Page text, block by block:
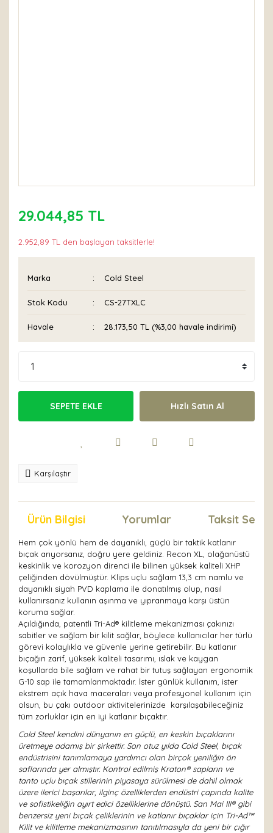
29.044,85 TL
2.952,89 TL den başlayan taksitlerle!
Marka Cold Steel
Stok Kodu CS-27TXLC
Havale 28.173,50 TL (%3,00 havale indirimi)
SEPETE EKLE Hızlı Satın Al
Karşılaştır
Ürün Bilgisi Yorumlar Taksit
Hem çok yönlü hem de dayanıklı, güçlü bir taktik katlanır
bıçak arıyorsanız, doğru yere geldiniz. Recon XL, olağanüstü
keskinlik ve korozyon direnci ile bilinen yüksek kaliteli XHP
çeliğinden dövülmüştür. Klips uçlu sağlam 13,3 cm namlu ve
dayanıklı siyah PVD kaplama ile donatılmış olup, nasıl
kullanırsanız kullanın aşınma ve yıpranmaya karşı üstün
koruma sağlar.
Açıldığında, patentli Tri-Ad® kilitleme mekanizması çakınızı
sabitler ve sağlam bir kilit sağlar, böylece kullanıcılar her türlü
görevi kolaylıkla ve güvenle yerine getirebilir. Bu katlanır
bıçağın zarif, yüksek kaliteli tasarımı, ıslak ve kaygan
koşullarda bile sağlam ve rahat bir tutuş sağlayan ergonomik
G-10 sap ile tamamlanmaktadır. İster günlük kullanım, ister
ekstrem açık hava maceraları veya profesyonel kullanım için
olsun, bu çakı outdoor aktivitelerinizde karşılaşabileceğiniz
tüm zorluklar için en iyi katlanır bıçaktır.
Cold Steel kendini dünyanın en güçlü, en keskin bıçaklarını
üretmeye adamış bir şirkettir. Son otuz yılda Cold Steel, bıçak
endüstrisini tanımlamaya yardımcı olan birçok yeniliğin ön
saflarında yer almıştır. Kontrol edilmiş Kraton® sapların ve
tanto uçlu bıçak stillerinin piyasaya sürülmesi de dahil olmak
üzere ilerici başarılar, ilginç özelliklerden endüstri çapında kalite
ve sofistikeliğin ayırt edici özelliklerine dönüştü. San Mai III® gibi
benzersiz yeni bıçak çeliklerinin ve katlanır bıçaklar için Tri-Ad™
Kilit ve kilitleme mekanizmasının tanıtılmasıyla da yeni bir çığır